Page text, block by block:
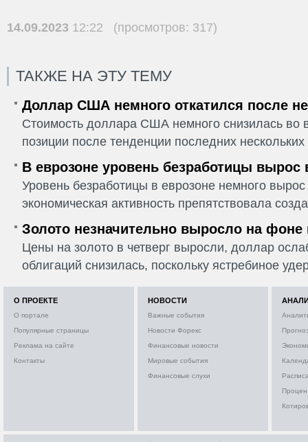
14.09.2023 12:22 (просмотров: 317)
ТАКЖЕ НА ЭТУ ТЕМУ
Доллар США немного откатился после
Стоимость доллара США немного снизилась во
позиции после тенденции последних
В еврозоне уровень безработицы вырос
Уровень безработицы в еврозоне немного
экономическая активность препятствовала
Золото незначительно выросло на фоне
Цены на золото в четверг выросли, доллар
облигаций снизилась, поскольку ястребиное
О ПРОЕКТЕ
О портале
Популярные страницы
Реклама на сайте
Контакты
НОВОСТИ
Важные события
Новости Форекс
Финансовые новости
Мировые события
Финансовые слухи